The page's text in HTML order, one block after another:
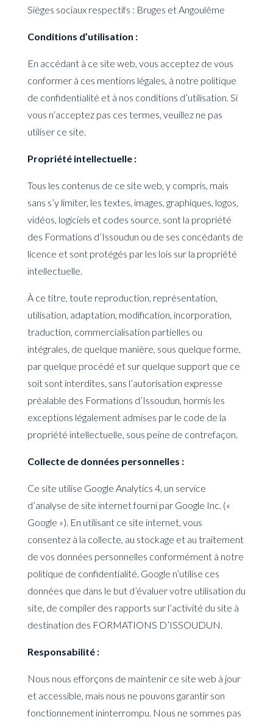
Sièges sociaux respectifs : Bruges et Angoulême
Conditions d’utilisation :
En accédant à ce site web, vous acceptez de vous
conformer à ces mentions légales, à notre politique
de confidentialité et à nos conditions d’utilisation. Si
vous n’acceptez pas ces termes, veuillez ne pas
utiliser ce site.
Propriété intellectuelle :
Tous les contenus de ce site web, y compris, mais
sans s’y limiter, les textes, images, graphiques, logos,
vidéos, logiciels et codes source, sont la propriété
des Formations d’Issoudun ou de ses concédants de
licence et sont protégés par les lois sur la propriété
intellectuelle.
À ce titre, toute reproduction, représentation,
utilisation, adaptation, modification, incorporation,
traduction, commercialisation partielles ou
intégrales, de quelque manière, sous quelque forme,
par quelque procédé et sur quelque support que ce
soit sont interdites, sans l’autorisation expresse
préalable des Formations d’Issoudun, hormis les
exceptions légalement admises par le code de la
propriété intellectuelle, sous peine de contrefaçon.
Collecte de données personnelles :
Ce site utilise Google Analytics 4, un service
d’analyse de site internet fourni par Google Inc. («
Google »). En utilisant ce site internet, vous
consentez à la collecte, au stockage et au traitement
de vos données personnelles conformément à notre
politique de confidentialité. Google n’utilise ces
données que dans le but d’évaluer votre utilisation du
site, de compiler des rapports sur l’activité du site à
destination des FORMATIONS D’ISSOUDUN.
Responsabilité :
Nous nous efforçons de maintenir ce site web à jour
et accessible, mais nous ne pouvons garantir son
fonctionnement ininterrompu. Nous ne sommes pas